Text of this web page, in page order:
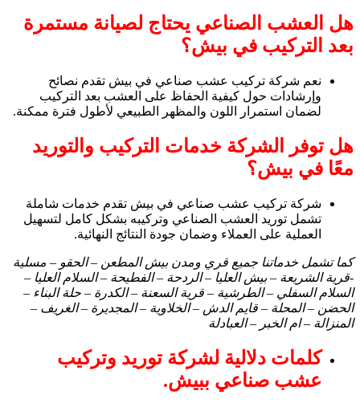
هل العشب الصناعي يحتاج لصيانة مستمرة
بعد التركيب في بيش؟
نعم شركة تركيب عشب صناعي في بيش تقدم نصائح
وإرشادات حول كيفية الحفاظ على العشب بعد التركيب
لضمان استمرار اللون والمظهر الطبيعي لأطول فترة ممكنة.
هل توفر الشركة خدمات التركيب والتوريد
معًا في بيش؟
شركة تركيب عشب صناعي في بيش تقدم خدمات شاملة
تشمل توريد العشب الصناعي وتركيبه بشكل كامل لتسهيل
العملية على العملاء وضمان جودة النتائج النهائية.
كما تشمل خدماتنا جميع قري ومدن بيش المطعن – الحقو – مسلية
-قرية الشريعة – بيش العليا – الردحة – الفطيحة – السلام العليا –
السلام السفلي – الطرشية – قرية السعنة – الكدرة – حلة البناء –
الحضن – المحلة – قايم الدش – الخلاوية – المجديرة – الغريف –
المنزالة – ام الخبر – العبادلة
كلمات دلالية لشركة توريد وتركيب
عشب صناعي ببيش.